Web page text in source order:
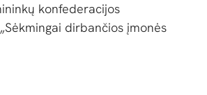
konfederacijos
dirbančios įmonės